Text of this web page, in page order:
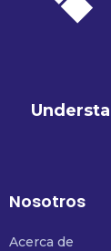
Nosotros
Acerca de